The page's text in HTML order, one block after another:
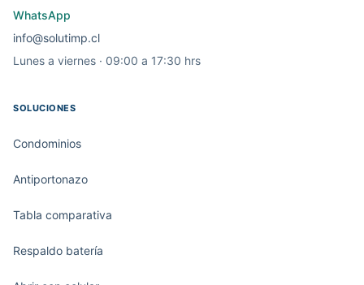
WhatsApp
info@solutimp.cl
Lunes a viernes · 09:00 a 17:30 hrs
SOLUCIONES
Condominios
Antiportonazo
Tabla comparativa
Respaldo batería